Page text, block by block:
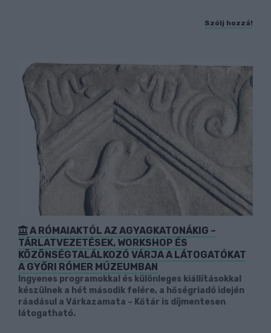
Szólj hozzá!
A RÓMAIAKTÓL AZ AGYAGKATONÁKIG –
TÁRLATVEZETÉSEK, WORKSHOP ÉS
KÖZÖNSÉGTALÁLKOZÓ VÁRJA A LÁTOGATÓKAT
A GYŐRI RÓMER MÚZEUMBAN
Ingyenes programokkal és különleges kiállításokkal
készülnek a hét második felére, a hőségriadó idején
ráadásul a Várkazamata – Kőtár is díjmentesen
látogatható.